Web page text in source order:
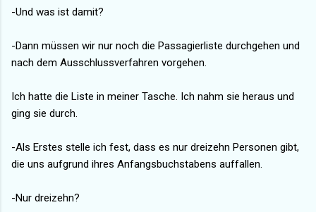
-Und was ist damit?
-Dann müssen wir nur noch die Passagierliste durchgehen und
nach dem Ausschlussverfahren vorgehen.
Ich hatte die Liste in meiner Tasche. Ich nahm sie heraus und
ging sie durch.
-Als Erstes stelle ich fest, dass es nur dreizehn Personen gibt,
die uns aufgrund ihres Anfangsbuchstabens auffallen.
-Nur dreizehn?